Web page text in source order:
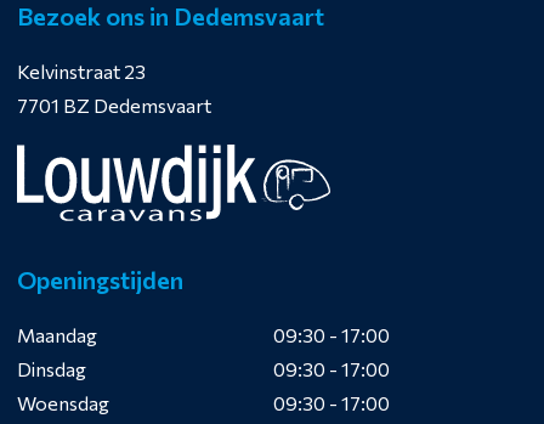
Bezoek ons in Dedemsvaart
Kelvinstraat 23
7701 BZ Dedemsvaart
Openingstijden
Maandag
09:30 - 17:00
Dinsdag
09:30 - 17:00
Woensdag
09:30 - 17:00